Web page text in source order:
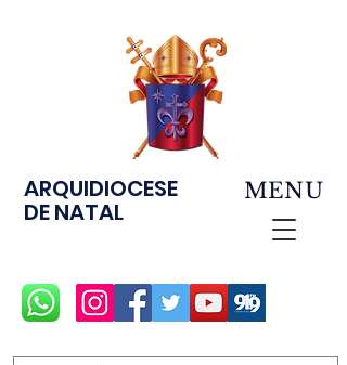
ARQUIDIOCESE
DE NATAL
MENU